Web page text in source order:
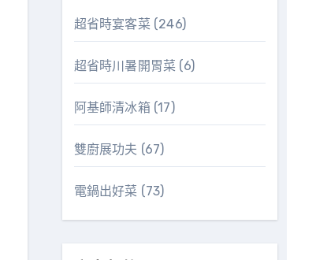
超省時宴客菜 (246)
超省時川暑開胃菜 (6)
阿基師清冰箱(17)
雙廚展功夫 (67)
電鍋出好菜 (73)